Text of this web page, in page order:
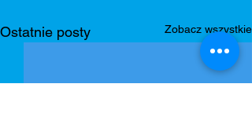
Ostatnie posty Zobacz wszystkie